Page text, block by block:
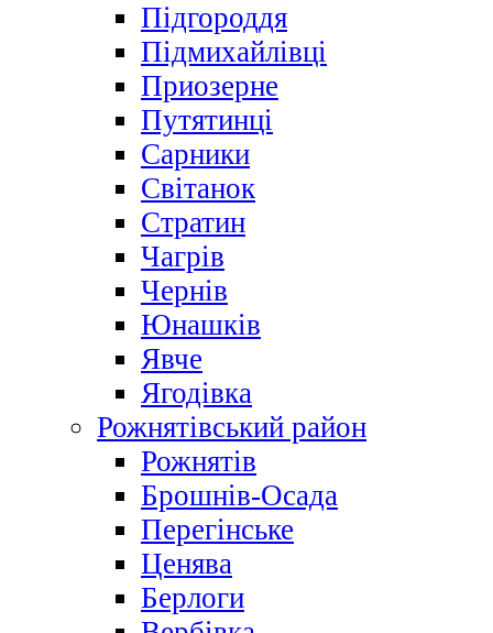
Підгороддя
Підмихайлівці
Приозерне
Путятинці
Сарники
Світанок
Стратин
Чагрів
Чернів
Юнашків
Явче
Ягодівка
Рожнятівський район
Рожнятів
Брошнів-Осада
Перегінське
Ценява
Берлоги